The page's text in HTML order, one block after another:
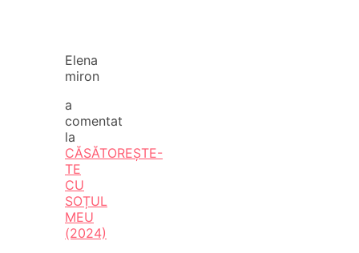
Elena
miron
a
comentat
la
CĂSĂTOREȘTE-
TE
CU
SOȚUL
MEU
(2024)